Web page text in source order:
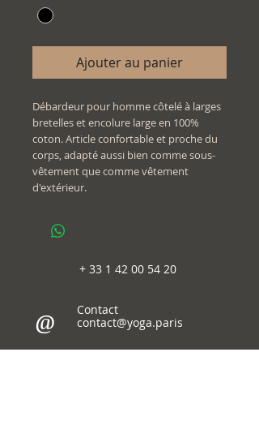
Ajouter au panier
Débardeur pour homme côtelé à larges
bretelles et encolure large en 100%
coton. Article confortable et proche du
corps, adapté aussi bien comme sous-
vêtement que comme vêtement
d'extérieur.
@
+ 33 1 42 00 54 20
Contact
contact@yoga.paris